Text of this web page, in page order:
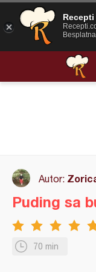
Autor:
70 min
Puding sa